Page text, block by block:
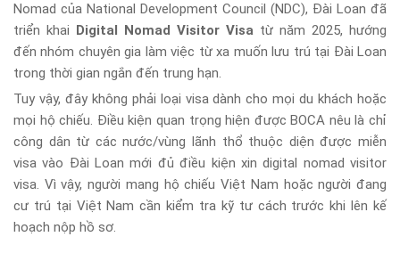
Nomad của National Development Council (NDC), Đài Loan đã
triển khai
Digital Nomad Visitor Visa từ năm 2025, hướng
đến nhóm chuyên gia làm việc từ xa muốn lưu trú tại Đài Loan
trong thời gian ngắn đến trung hạn.
Tuy vậy, đây không phải loại visa dành cho mọi du khách hoặc
mọi hộ chiếu. Điều kiện quan trọng hiện được BOCA nêu là chỉ
công dân từ các nước/vùng lãnh thổ thuộc diện được miễn
visa vào Đài Loan mới đủ điều kiện xin digital nomad visitor
visa. Vì vậy, người mang hộ chiếu Việt Nam hoặc người đang
cư trú tại Việt Nam cần kiểm tra kỹ tư cách trước khi lên kế
hoạch nộp hồ sơ.